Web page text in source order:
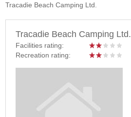
Vous êtes ici
Tracadie Beach Camping Ltd.
Tracadie Beach Camping Ltd.
Facilities rating:
Recreation rating: